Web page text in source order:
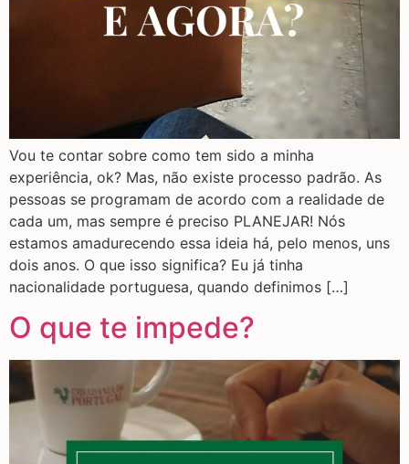
Vou te contar sobre como tem sido a minha
experiência, ok? Mas, não existe processo padrão. As
pessoas se programam de acordo com a realidade de
cada um, mas sempre é preciso PLANEJAR! Nós
estamos amadurecendo essa ideia há, pelo menos, uns
dois anos. O que isso significa? Eu já tinha
nacionalidade portuguesa, quando definimos […]
O que te impede?